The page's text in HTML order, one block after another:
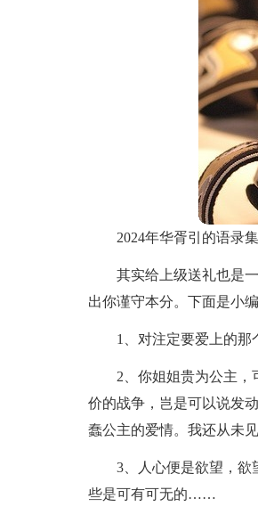
2024年华胥引的语录
其实给上级送礼也是
出你谨守本分。下面是小
1、对注定要爱上的那
2、你姐姐贵为公主
价的战争，岂是可以说发
蠢公主的爱情。我还从未
3、人心便是欲望，欲
些是可有可无的……